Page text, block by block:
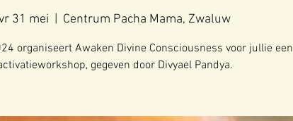
31 mei Centrum Pacha Mama, Zwaluw
organiseert Awaken Divine Consciousness voor jullie een
gegeven door Divyael Pandya.